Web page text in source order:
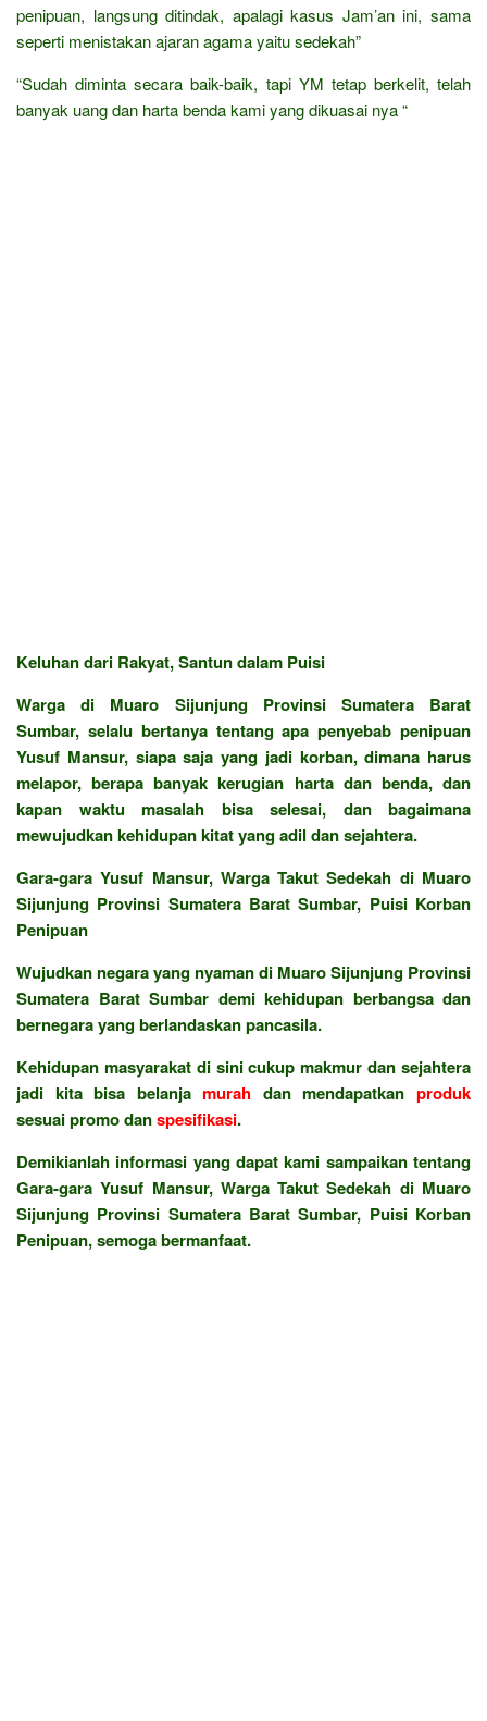
penipuan, langsung ditindak, apalagi kasus Jam’an ini, sama
seperti menistakan ajaran agama yaitu sedekah”
“Sudah diminta secara baik-baik, tapi YM tetap berkelit, telah
banyak uang dan harta benda kami yang dikuasai nya “
Keluhan dari Rakyat, Santun dalam Puisi
Warga di Muaro Sijunjung Provinsi Sumatera Barat
Sumbar, selalu bertanya tentang apa penyebab penipuan
Yusuf Mansur, siapa saja yang jadi korban, dimana harus
melapor, berapa banyak kerugian harta dan benda, dan
kapan waktu masalah bisa selesai, dan bagaimana
mewujudkan kehidupan kitat yang adil dan sejahtera.
Gara-gara Yusuf Mansur, Warga Takut Sedekah di Muaro
Sijunjung Provinsi Sumatera Barat Sumbar, Puisi Korban
Penipuan
Wujudkan negara yang nyaman di Muaro Sijunjung Provinsi
Sumatera Barat Sumbar demi kehidupan berbangsa dan
bernegara yang berlandaskan pancasila.
Kehidupan masyarakat di sini cukup makmur dan sejahtera
jadi kita bisa belanjamurah dan mendapatkanproduk
sesuai promo danspesifikasi.
Demikianlah informasi yang dapat kami sampaikan tentang
Gara-gara Yusuf Mansur, Warga Takut Sedekah di Muaro
Sijunjung Provinsi Sumatera Barat Sumbar, Puisi Korban
Penipuan, semoga bermanfaat.